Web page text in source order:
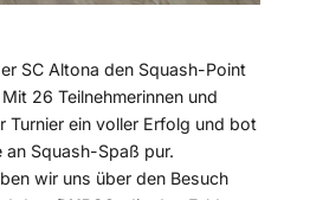
SC Altona den Squash-Point
26 Teilnehmerinnen und
Turnier ein voller Erfolg und bot
Squash-Spaß pur.
wir uns über den Besuch